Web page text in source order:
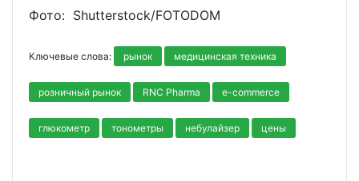
Фото: Shutterstoсk/FOTODOM
Ключевые слова: рынок медицинская техника
розничный рынок RNC Pharma e-commerce
глюкометр тонометры небулайзер цены